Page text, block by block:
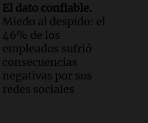
El dato confiable.
Miedo al despido: el
46% de los
empleados sufrió
consecuencias
negativas por sus
redes sociales